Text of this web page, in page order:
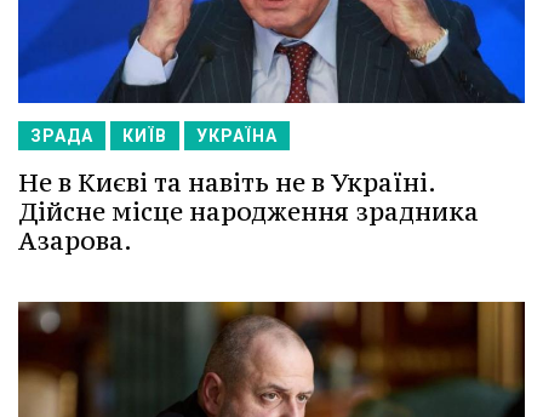
ЗРАДА КИЇВ УКРАЇНА
Не в Києві та навіть не в Україні.
Дійсне місце народження зрадника
Азарова.